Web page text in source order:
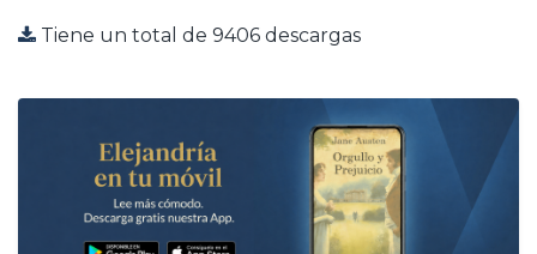
Tiene un total de 9406 descargas